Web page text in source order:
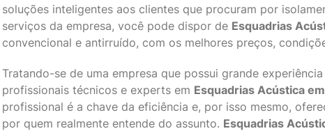
soluções inteligentes aos clientes que procuram por
serviços da empresa, você pode dispor de Esquadrias
convencional e antirruído, com os melhores preços,
Tratando-se de uma empresa que possui grande
profissionais técnicos e experts em Esquadrias Acústica
profissional é a chave da eficiência e, por isso mesmo,
por quem realmente entende do assunto. Esquadrias